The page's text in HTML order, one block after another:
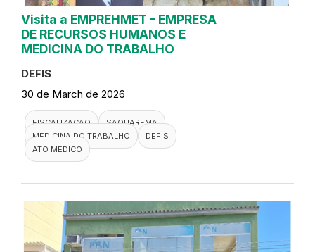
Visita a EMPREHMET - EMPRESA
DE RECURSOS HUMANOS E
MEDICINA DO TRABALHO
DEFIS
30 de March de 2026
FISCALIZACAO
SAQUAREMA
MEDICINA DO TRABALHO
DEFIS
ATO MEDICO